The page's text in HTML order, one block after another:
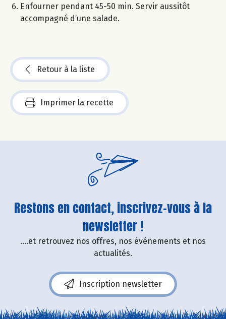
Enfourner pendant 45-50 min. Servir aussitôt
accompagné d’une salade.
Retour à la liste
Imprimer la recette
Restons en contact, inscrivez-vous à la
newsletter !
....et retrouvez nos offres, nos événements et nos
actualités.
Inscription newsletter